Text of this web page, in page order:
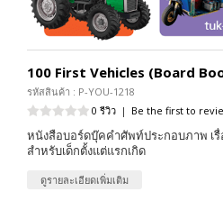
100 First Vehicles (Board
รหัสสินค้า : P-YOU-1218
0 รีวิว | Be the first to
หนังสือบอร์ดบุ๊คคำศัพท์ประกอบภาพ เรื่
สำหรับเด็กตั้งแต่แรกเกิด
ดูรายละเอียดเพิ่มเติม